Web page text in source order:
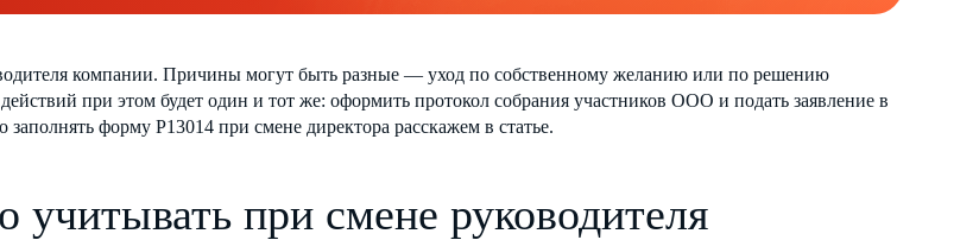
компании. Причины могут быть разные — уход по собственному желанию или по решению
при этом будет один и тот же: оформить протокол собрания участников ООО и подать заявление в
форму Р13014 при смене директора расскажем в статье.
учитывать при смене руководителя